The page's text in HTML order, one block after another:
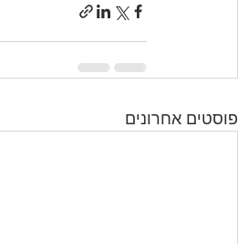
פוסטים אחרונים